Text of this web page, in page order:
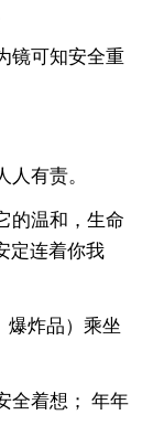
镜可知安全重
有责。
的温和，生命
定连着你我
爆炸品）乘坐
全着想； 年年